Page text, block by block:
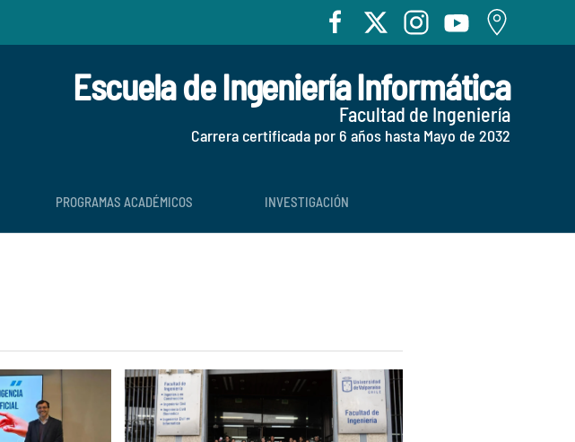
Escuela de Ingeniería Informática
Facultad de Ingeniería
Carrera certificada por 6 años hasta Mayo de 2032
PROGRAMAS ACADÉMICOS INVESTIGACIÓN